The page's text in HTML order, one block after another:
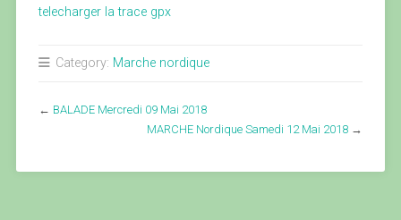
telecharger la trace gpx
Category: Marche nordique
← BALADE Mercredi 09 Mai 2018
MARCHE Nordique Samedi 12 Mai 2018 →